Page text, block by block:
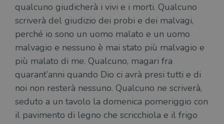
qualcuno giudicherà i vivi e i morti. Qualcuno
scriverà del giudizio dei probi e dei malvagi,
perché io sono un uomo malato e un uomo
malvagio e nessuno è mai stato più malvagio e
più malato di me. Qualcuno, magari fra
quarant’anni quando Dio ci avrà presi tutti e di
noi non resterà nessuno. Qualcuno ne scriverà,
seduto a un tavolo la domenica pomeriggio con
il pavimento di legno che scricchiola e il frigo